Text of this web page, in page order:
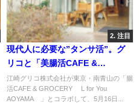
2. 注目
現代人に必要な”タンサ活”。グ
リコと「美腸活CAFE &
GROCERY」のコラボメニューで
美しい腸を目指そう
江崎グリコ株式会社が東京・南青山の「腸
活CAFE & GROCERY® L for You
AOYAMA®」とコラボして、5月16日...